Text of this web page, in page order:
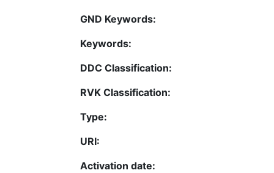
GND Keywords:
Keywords:
DDC Classification:
RVK Classification:
Type:
URI:
Activation date: